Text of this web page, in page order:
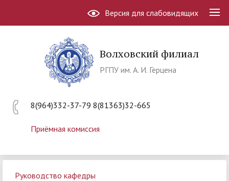
Версия для слабовидящих
Волховский филиал
РГПУ им. А. И. Герцена
8(964)332-37-79 8(81363)32-665
Приёмная комиссия
Руководство кафедры